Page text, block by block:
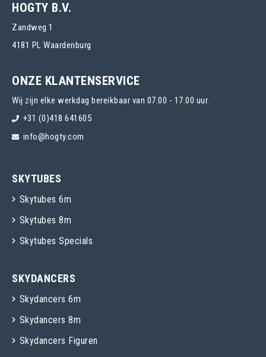
HOGTY B.V.
Zandweg 1
4181 PL Waardenburg
ONZE KLANTENSERVICE
Wij zijn elke werkdag bereikbaar van 07.00 - 17.00 uur.
+31 (0)418 641605
info@hogty.com
SKYTUBES
Skytubes 6m
Skytubes 8m
Skytubes Specials
SKYDANCERS
Skydancers 6m
Skydancers 8m
Skydancers Figuren